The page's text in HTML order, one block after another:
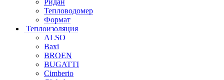
Тепловодомер
Формат
Теплоизоляция
ALSO
Baxi
BROEN
BUGATTI
Cimberio